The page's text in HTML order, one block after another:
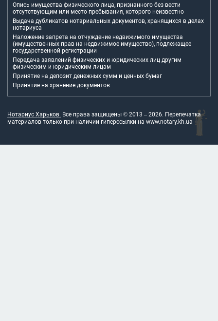
Опись имущества физического лица, признанного без вести
отсутствующим или место пребывания, которого неизвестно
Выдача дубликатов нотариальных документов, хранящихся в делах
нотариуса
Наложение запрета на отчуждение недвижимого имущества
(имущественных прав на недвижимое имущество), подлежащее
государственной регистрации
Передача заявлений физических и юридических лиц другим
физическим и юридическим лицам
Принятие на депозит денежных сумм и ценных бумаг
Принятие на хранение документов
Нотариус Харьков. Все права защищены © 2013 – 2026. Перепечатка
материалов только при наличии гиперссылки на www.notary.kh.ua